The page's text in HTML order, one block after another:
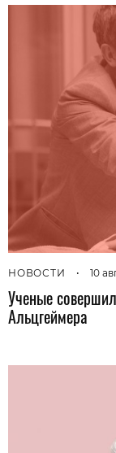
НОВОСТИ • 10
Ученые
Альцгеймера